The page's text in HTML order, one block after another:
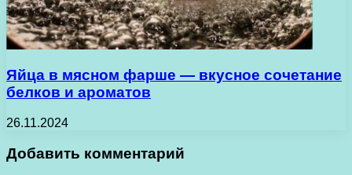
Яйца в мясном фарше — вкусное сочетание
белков и ароматов
26.11.2024
Добавить комментарий